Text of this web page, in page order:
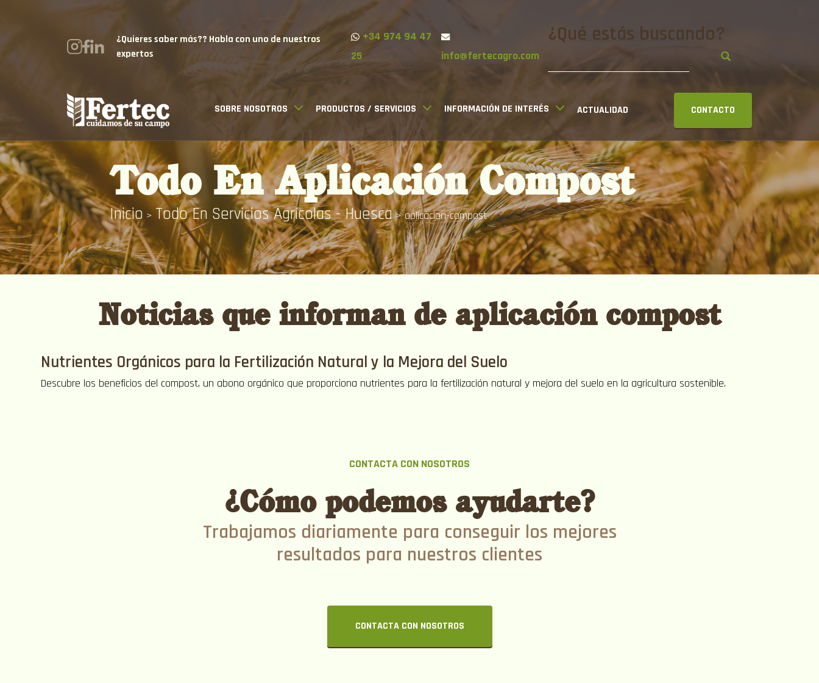
¿Quieres saber más?? Habla con uno de nuestros
expertos
+34 974 94 47
25
info@fertecagro.com
¿Qué estás buscando?
SOBRE NOSOTROS PRODUCTOS / SERVICIOS INFORMACIÓN DE INTERÉS ACTUALIDAD CONTACTO
Todo En Aplicación Compost
Inicio > Todo En Servicios Agrícolas - Huesca> aplicacion-compost
Noticias que informan de aplicación compost
Nutrientes Orgánicos para la Fertilización Natural y la Mejora del Suelo
Descubre los beneficios del compost, un abono orgánico que proporciona nutrientes para la fertilización natural y mejora del suelo en la agricultura sostenible.
CONTACTA CON NOSOTROS
¿Cómo podemos ayudarte?
Trabajamos diariamente para conseguir los mejores
resultados para nuestros clientes
CONTACTA CON NOSOTROS